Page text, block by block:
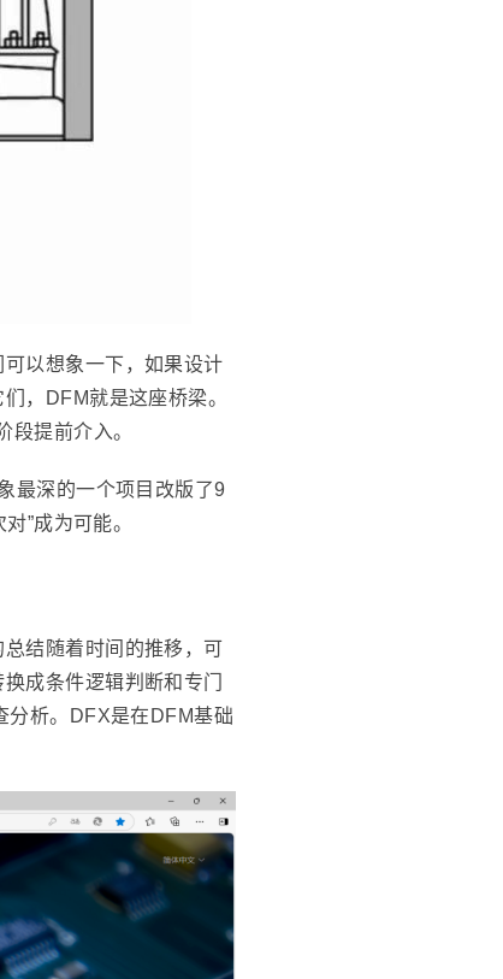
以想象一下，如果设计
，DFM就是这座桥梁。
提前介入。
最深的一个项目改版了9
”成为可能。
结随着时间的推移，可
成条件逻辑判断和专门
分析。DFX是在DFM基础